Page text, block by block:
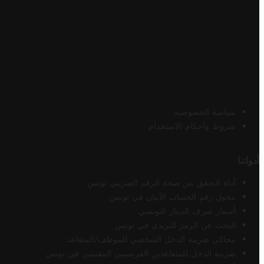
سياسة الخصوصية
شروط وأحكام الاستخدام
أدواتنا
أداة التحقق من صحة الرقم الضريبي تونس
محول رقم الحساب الآيبان في تونس
أسعار صرف الدينار التونسي
البحث عن الرمز البريدي في تونس
محاكي ضريبة الدخل الشخصي للموظف/المتقاعد
ضريبة الدخل للمتقاعدين الفرنسيين المقيمين في تونس